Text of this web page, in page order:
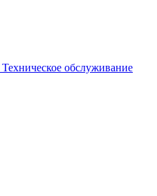
Техническое обслуживание